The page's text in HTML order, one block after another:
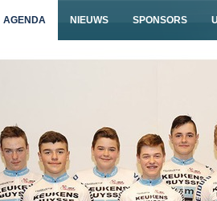
AGENDA NIEUWS SPONSORS